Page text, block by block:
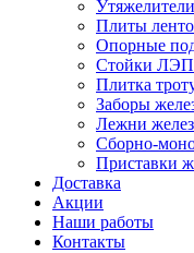
Плиты
Опорные
Стойки ЛЭП
Плитка
Заборы
Лежни
Сборно-
Приставки
Доставка
Акции
Наши работы
Контакты